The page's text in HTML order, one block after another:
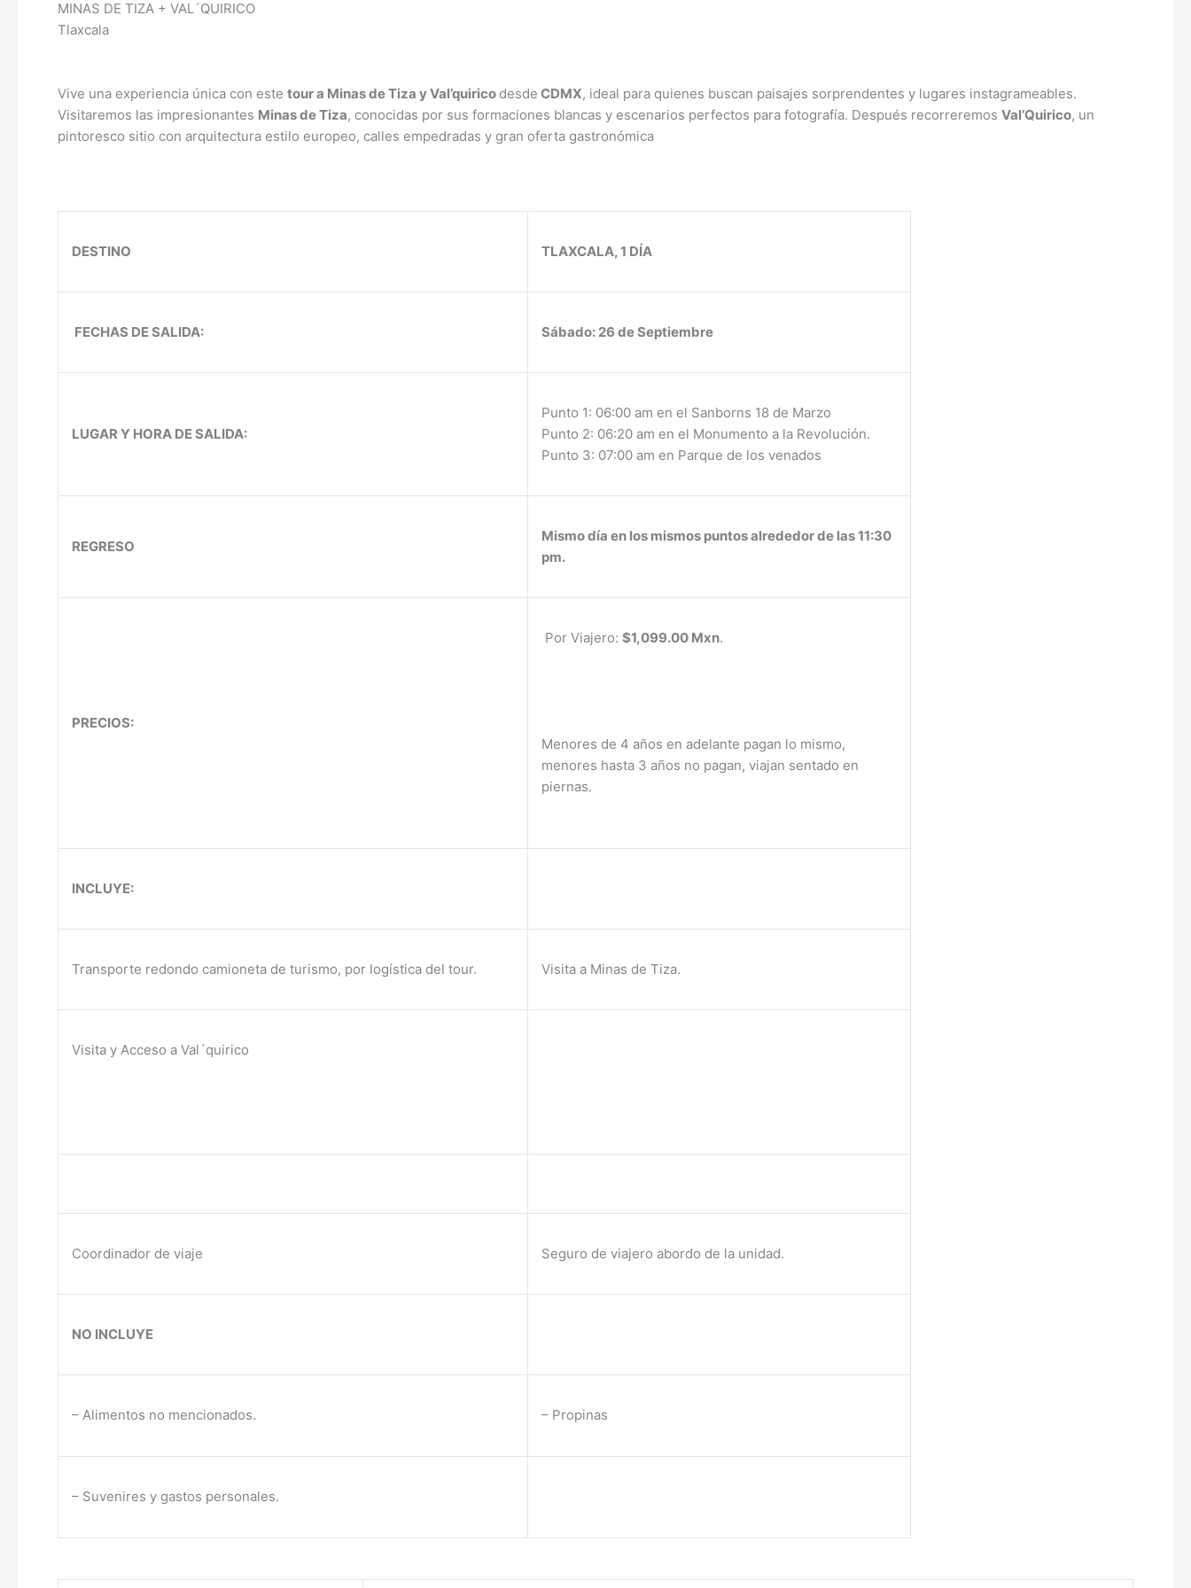
MINAS DE TIZA + VAL´QUIRICO
Tlaxcala
Vive una experiencia única con este tour a Minas de Tiza y Val’quirico desde CDMX, ideal para quienes buscan paisajes sorprendentes y lugares instagrameables.
Visitaremos las impresionantes Minas de Tiza, conocidas por sus formaciones blancas y escenarios perfectos para fotografía. Después recorreremos Val’Quirico, un
pintoresco sitio con arquitectura estilo europeo, calles empedradas y gran oferta gastronómica
DESTINO TLAXCALA, 1 DÍA
FECHAS DE SALIDA: Sábado: 26 de Septiembre
LUGAR Y HORA DE SALIDA:
Punto 1: 06:00 am en el Sanborns 18 de Marzo
Punto 2: 06:20 am en el Monumento a la Revolución.
Punto 3: 07:00 am en Parque de los venados
REGRESO
Mismo día en los mismos puntos alrededor de las 11:30
pm.
PRECIOS:
Por Viajero: $1,099.00 Mxn.
Menores de 4 años en adelante pagan lo mismo,
menores hasta 3 años no pagan, viajan sentado en
piernas.
INCLUYE:
Transporte redondo camioneta de turismo, por logística del tour. Visita a Minas de Tiza.
Visita y Acceso a Val´quirico
Coordinador de viaje Seguro de viajero abordo de la unidad.
NO INCLUYE
– Alimentos no mencionados. – Propinas
– Suvenires y gastos personales.